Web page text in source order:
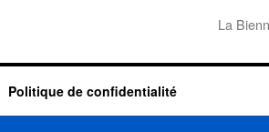
La
Politique de confidentialité